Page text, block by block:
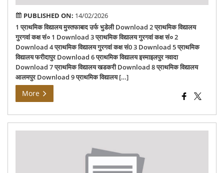
PUBLISHED ON: 14/02/2026
1 प्राथमिक विद्यालय मुस्‍तफाबाद उर्फ भुडेली Download 2 प्रा‍थमिक विद्यालय
गुरगवां कक्ष सं० 1 Download 3 प्रा‍थमिक विद्यालय गुरगवां कक्ष सं० 2
Download 4 प्राथमिक विद्यालय गुरगवां कक्ष सं0 3 Download 5 प्राथमिक
विद्यालय फरीदापुर Download 6 प्राथमिक विद्यालय इस्‍माइलपुर नवादा
Download 7 प्रा‍थमिक विद्यालय खडकरी Download 8 प्राथमिक विद्यालय
आलमपुर Download 9 प्रा‍थमिक विद्यालय […]
More